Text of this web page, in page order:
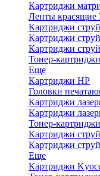
Картриджи
Ленты красящие
Картриджи
Картриджи
Картриджи
Тонер-
Еще
Картриджи HP
Головки
Картриджи
Картриджи
Тонер-
Картриджи
Картриджи
Еще
Картриджи